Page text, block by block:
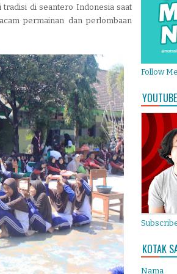
tradisi di seantero Indonesia saat
permainan dan perlombaan
Follow
KOTAK
Nama